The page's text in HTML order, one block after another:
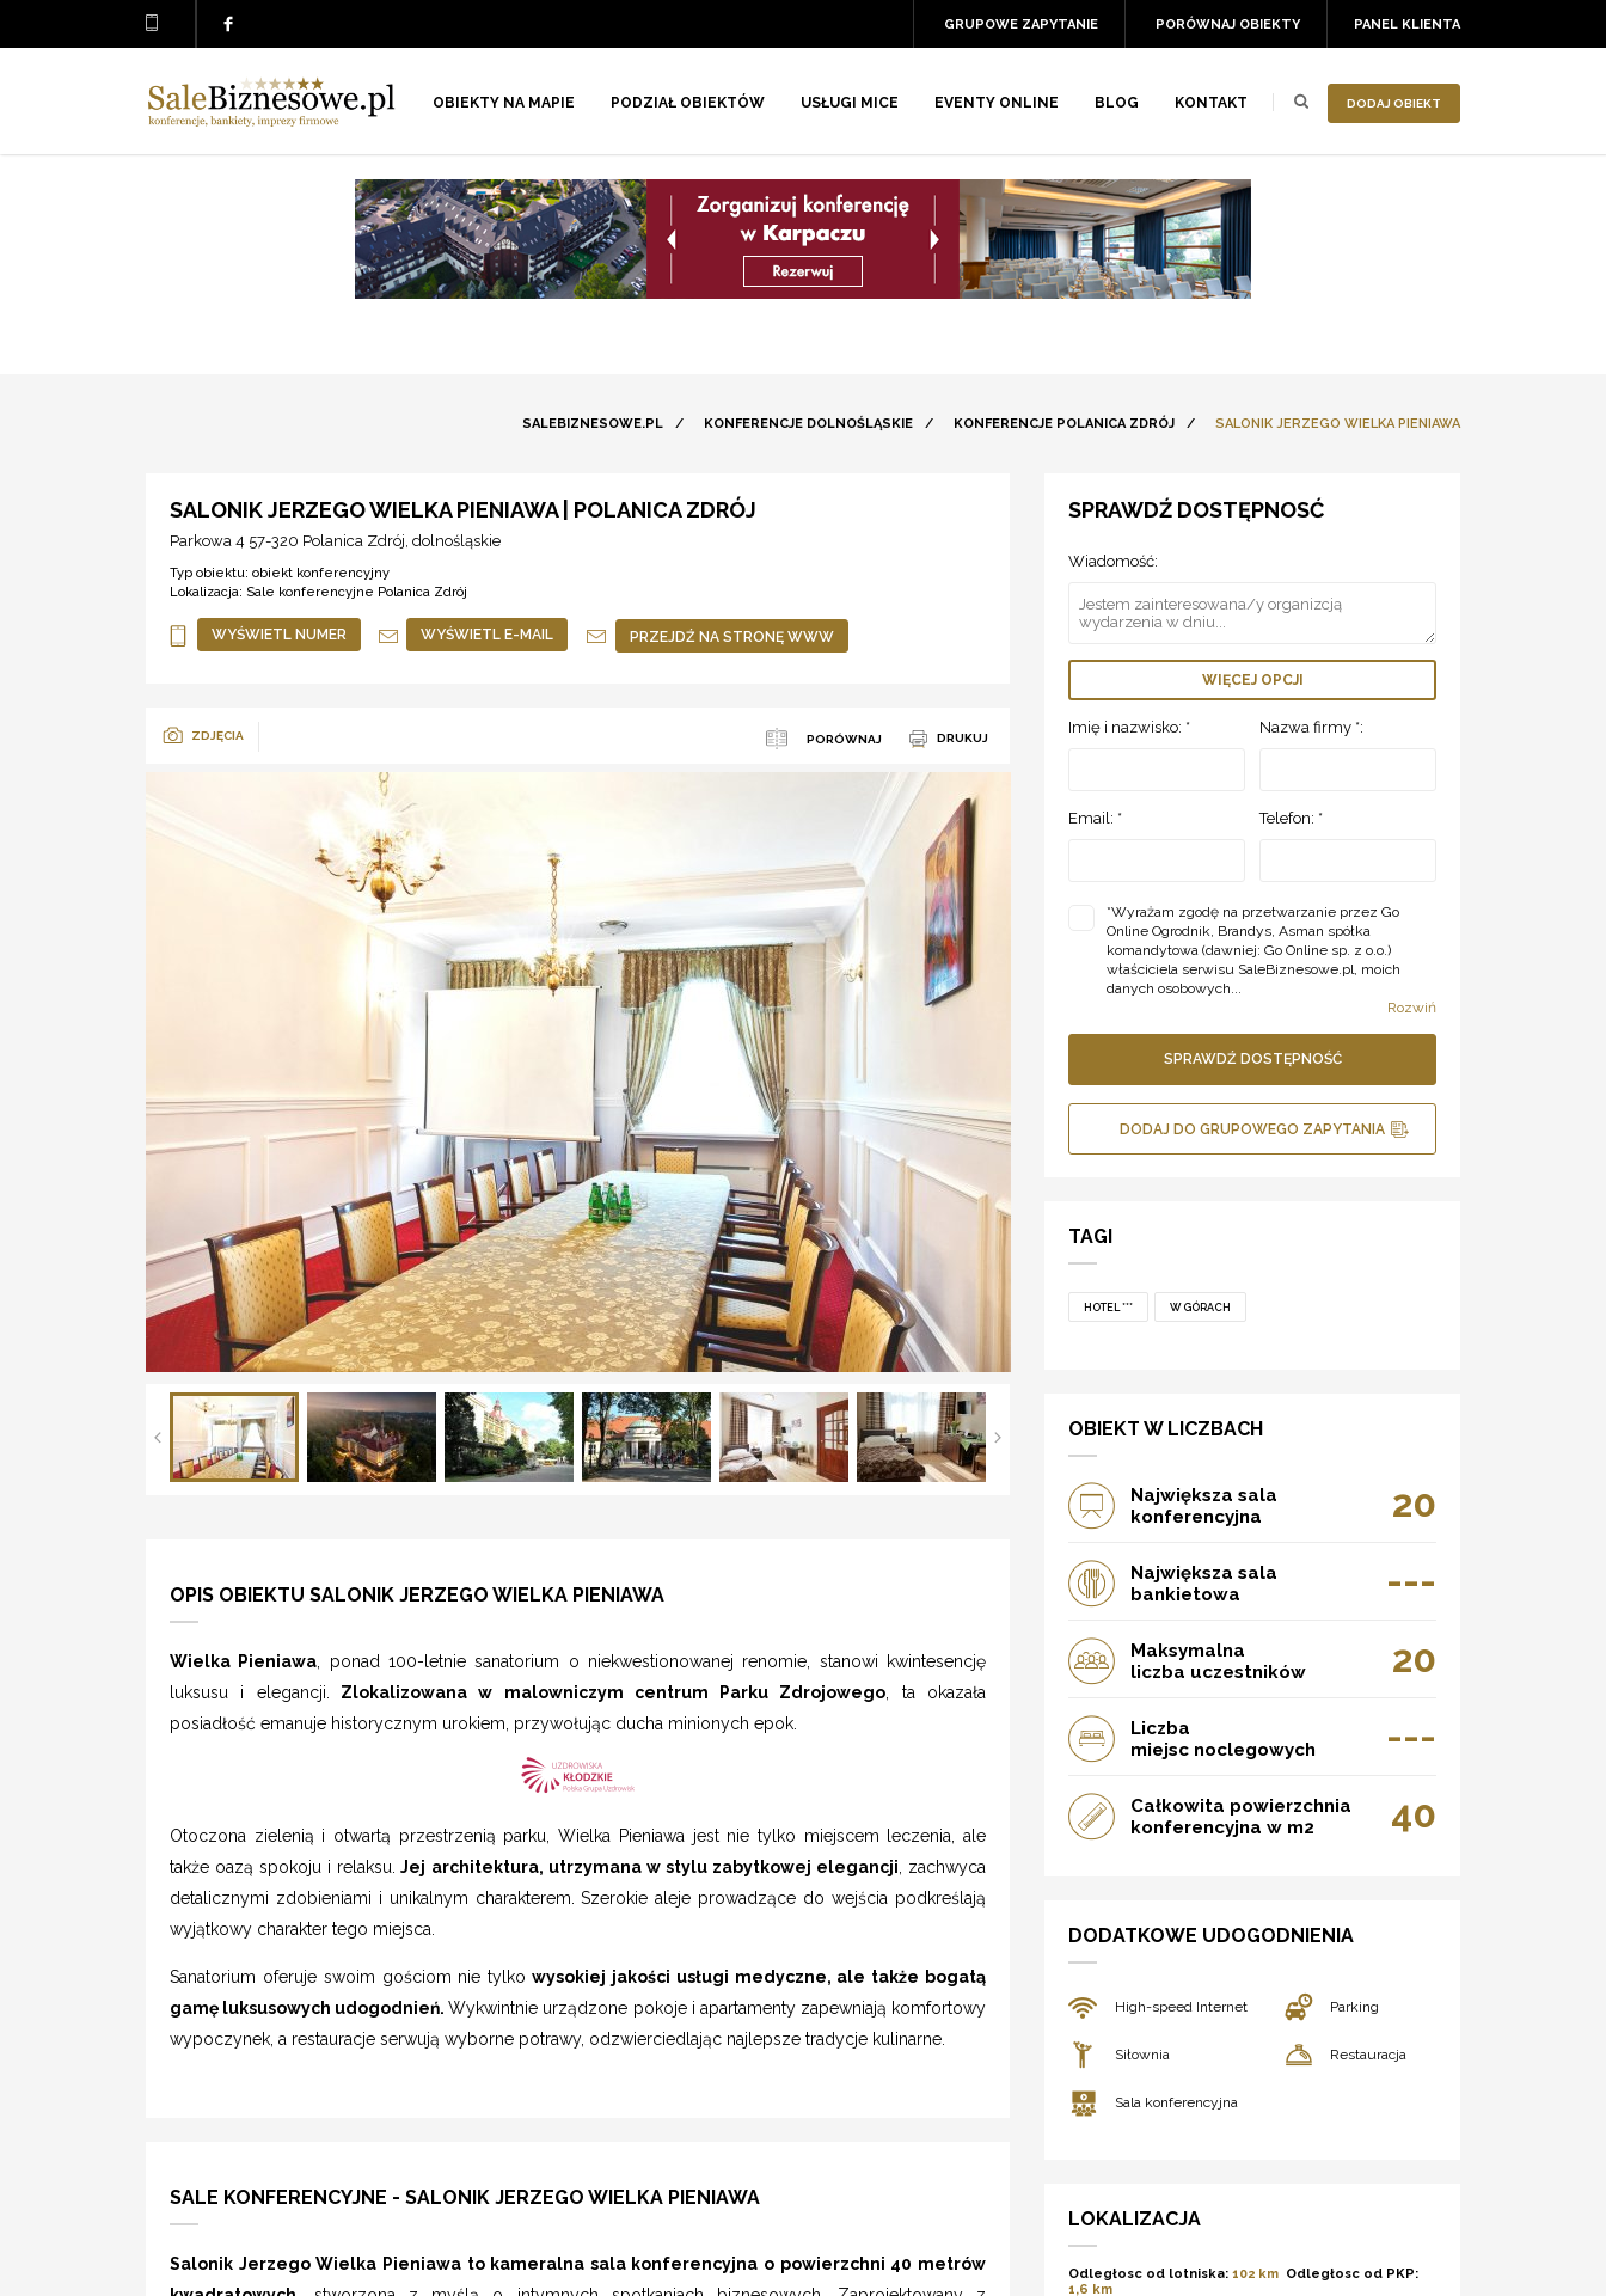
PANEL KLIENTA
PORÓWNAJ OBIEKTY
GRUPOWE ZAPYTANIE
DODAJ OBIEKT
OBIEKTY NA MAPIE PODZIAŁ OBIEKTÓW USŁUGI MICE EVENTY ONLINE BLOG KONTAKT
SALEBIZNESOWE.PL / KONFERENCJE DOLNOŚLĄSKIE / KONFERENCJE POLANICA ZDRÓJ / SALONIK JERZEGO WIELKA PIENIAWA
SALONIK JERZEGO WIELKA PIENIAWA | POLANICA ZDRÓJ
Parkowa 4 57-320 Polanica Zdrój, dolnośląskie
Typ obiektu: obiekt konferencyjny
Lokalizacja: Sale konferencyjne Polanica Zdrój
WYŚWIETL NUMER WYŚWIETL E-MAIL PRZEJDŹ NA STRONĘ WWW
ZDJĘCIA PORÓWNAJ DRUKUJ
OPIS OBIEKTU SALONIK JERZEGO WIELKA PIENIAWA
Wielka Pieniawa , ponad 100-letnie sanatorium o niekwestionowanej renomie, stanowi kwintesencję
luksusu i elegancji.
Zlokalizowana w malowniczym centrum Parku Zdrojowego , ta okazała
posiadłość emanuje historycznym urokiem, przywołując ducha minionych epok.
Otoczona zielenią i otwartą przestrzenią parku, Wielka Pieniawa jest nie tylko miejscem leczenia, ale
także oazą spokoju i relaksu. Jej architektura, utrzymana w stylu zabytkowej elegancji , zachwyca
detalicznymi zdobieniami i unikalnym charakterem. Szerokie aleje prowadzące do wejścia podkreślają
wyjątkowy charakter tego miejsca.
Sanatorium oferuje swoim gościom nie tylko wysokiej jakości usługi medyczne, ale także bogatą
gamę luksusowych udogodnień.Wykwintnie urządzone pokoje i apartamenty zapewniają komfortowy
wypoczynek, a restauracje serwują wyborne potrawy, odzwierciedlając najlepsze tradycje kulinarne.
SALE KONFERENCYJNE - SALONIK JERZEGO WIELKA PIENIAWA
Salonik Jerzego Wielka Pieniawa to kameralna sala konferencyjna o powierzchni 40 metrów
SPRAWDŹ DOSTĘPNOSĆ
Wiadomość:
WIĘCEJ OPCJI
Imię i nazwisko: * Nazwa firmy *:
Email: * Telefon: *
*Wyrażam zgodę na przetwarzanie przez Go
Online Ogrodnik, Brandys, Asman spółka
komandytowa (dawniej: Go Online sp. z o.o.)
właściciela serwisu SaleBiznesowe.pl, moich
danych osobowych...
Rozwiń
SPRAWDŹ DOSTĘPNOŚĆ
DODAJ DO GRUPOWEGO ZAPYTANIA
TAGI
HOTEL *** W GÓRACH
OBIEKT W LICZBACH
Największa sala
konferencyjna
20
Największa sala
bankietowa
---
Maksymalna
liczba uczestników
20
Liczba
miejsc noclegowych
---
Całkowita powierzchnia
konferencyjna w m2
40
DODATKOWE UDOGODNIENIA
High-speed Internet Parking
Siłownia Restauracja
Sala konferencyjna
LOKALIZACJA
Odległosc od lotniska: 102 km Odległosc od PKP:
1,6 km